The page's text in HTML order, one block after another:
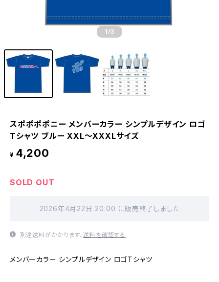
1 /3
スポポポポニー メンバーカラー シンプルデザイン ロゴ
Tシャツ ブルー XXL〜XXXLサイズ
¥ 4,200
SOLD OUT
2026年4月22日 20:00 に販売終了しました
別途送料がかかります。送料を確認する
メンバーカラー シンプルデザイン ロゴTシャツ